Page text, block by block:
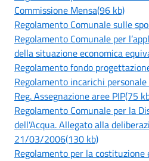
Commissione Mensa(96 kb)
Regolamento Comunale sulle
Regolamento Comunale per
della situazione economica
Regolamento fondo
Regolamento incarichi
Reg. Assegnazione aree PIP(75
Regolamento Comunale per la
dell'Acqua. Allegato alla
21/03/2006(130 kb)
Regolamento per la